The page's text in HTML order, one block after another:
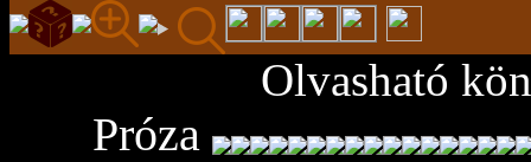
Olvasható
Próza